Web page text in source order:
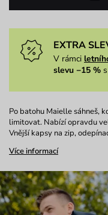
EXTRA
V rámci
slevu −15 %
Po batohu Maielle sáhneš,
limitovat. Nabízí opravdu
Vnější kapsy na zip,
Více informací